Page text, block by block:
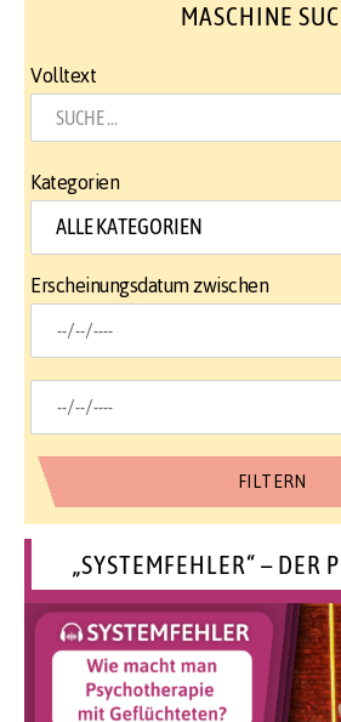
MASCHINE
Volltext
Kategorien
Erscheinungsdatum zwischen
„SYSTEMFEHLER“ – DER